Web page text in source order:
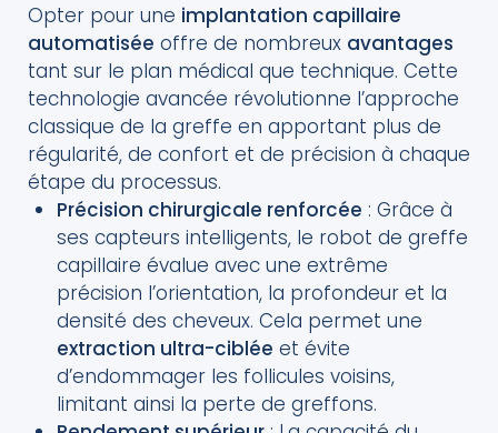
Opter pour une implantation capillaire
automatisée offre de nombreux avantages
tant sur le plan médical que technique. Cette
technologie avancée révolutionne l’approche
classique de la greffe en apportant plus de
régularité, de confort et de précision à chaque
étape du processus.
Précision chirurgicale renforcée : Grâce à
ses capteurs intelligents, le robot de greffe
capillaire évalue avec une extrême
précision l’orientation, la profondeur et la
densité des cheveux. Cela permet une
extraction ultra-ciblée et évite
d’endommager les follicules voisins,
limitant ainsi la perte de greffons.